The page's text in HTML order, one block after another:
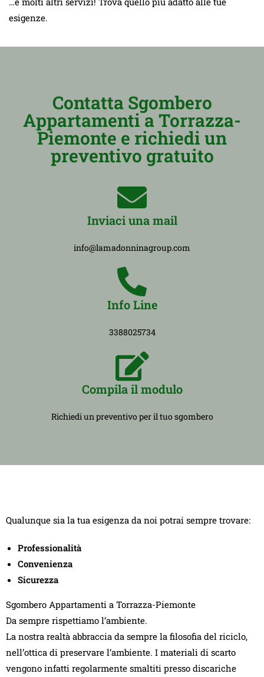
esigenze.
Contatta Sgombero
Appartamenti a Torrazza-
Piemonte e richiedi un
preventivo gratuito
Inviaci una mail
info@lamadonninagroup.com
Info Line
3388025734
Compila il modulo
Richiedi un preventivo per il tuo sgombero
Qualunque sia la tua esigenza da noi potrai sempre trovare:
Professionalità
Convenienza
Sicurezza
Sgombero Appartamenti a Torrazza-Piemonte
Da sempre rispettiamo l’ambiente.
La nostra realtà abbraccia da sempre la filosofia del riciclo,
nell’ottica di preservare l’ambiente. I materiali di scarto
vengono infatti regolarmente smaltiti presso discariche